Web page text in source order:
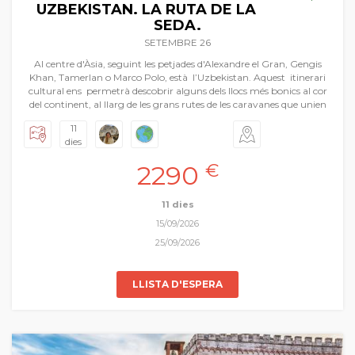
UZBEKISTAN. LA RUTA DE LA
SEDA.
SETEMBRE 26
Al centre d'Àsia, seguint les petjades d'Alexandre el Gran, Gengis
Khan, Tamerlan o Marco Polo, està l’Uzbekistan. Aquest itinerari
cultural ens permetrà descobrir alguns dels llocs més bonics al cor
del continent, al llarg de les grans rutes de les caravanes que unien
canal amb propòsits militars i polítics, el que feien servir per al
comerç de tota mena de productes, el principal mitjà d’informació,
culturals entre Occident i Orient és el que hui proposem com a
gran viatge de Pasqua. Volem recuperar la memòria viva d’aquelles
ciutats i pobles que han forjat aquesta línia única amb els seus
la fascinant història de la Ruta de la Seda.
11
dies
2290 €
11 dies
15/09/2026
25/09/2026
LLISTA D'ESPERA